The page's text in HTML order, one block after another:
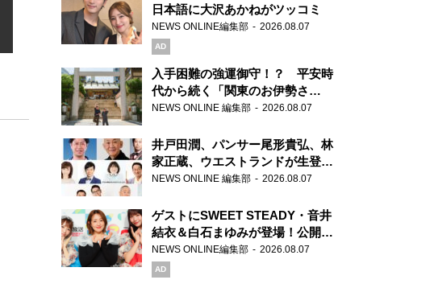
日本語に大沢あかねがツッコミ
NEWS ONLINE編集部 2026.08.07
AD
入手困難の強運御守！？ 平安時
代から続く「関東のお伊勢さ
ま」、芝大神宮にてランパンプス
NEWS ONLINE 編集部 2026.08.07
井戸田潤、パンサー尾形貴弘、林
家正蔵、ウエストランドが生登
場！『ラジオビバリー昼ズ』
NEWS ONLINE 編集部 2026.08.07
ゲストにSWEET STEADY・音井
結衣＆白石まゆみが登場！公開収
録で素顔全開！
NEWS ONLINE編集部 2026.08.07
AD